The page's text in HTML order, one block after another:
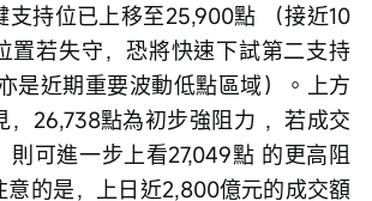
支持位已上移至25,900點 （接近10
置若失守，恐將快速下試第二支持
是近期重要波動低點區域）。上方
，26,738點為初步強阻力 ，若成交
則可進一步上看27,049點 的更高阻
意的是，上日近2,800億元的成交額